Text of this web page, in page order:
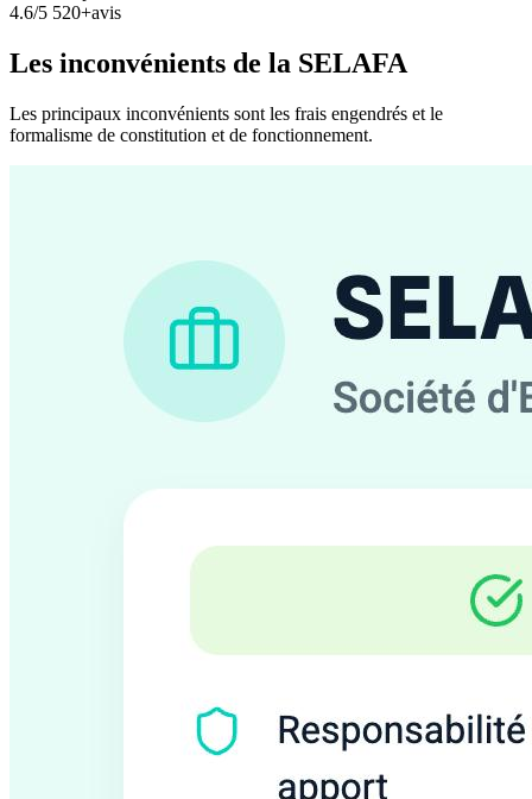
4.6/5 520+avis
Les inconvénients de la SELAFA
Les principaux inconvénients sont les frais engendrés et le
formalisme de constitution et de fonctionnement.